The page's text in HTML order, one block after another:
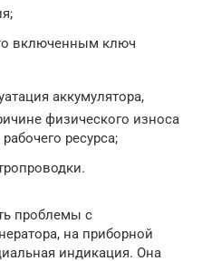
включенным ключ
аккумулятора,
физического износа
ресурса;
проблемы с
на приборной
индикация. Она